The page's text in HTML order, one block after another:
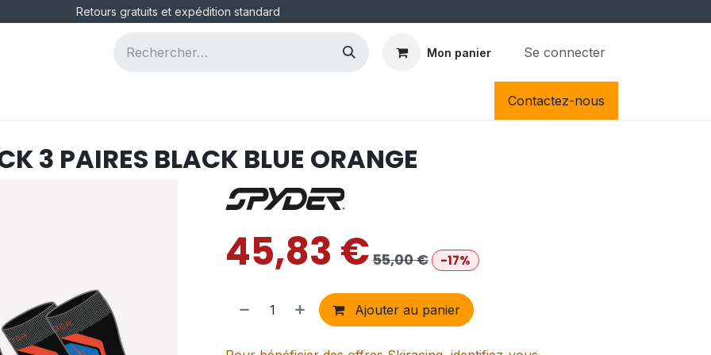
Retours gratuits et expédition standard
Mon panier Se connecter
Contactez-nous
3 PAIRES BLACK BLUE ORANGE
45,83 € 55,00€ -17%
Ajouter au panier